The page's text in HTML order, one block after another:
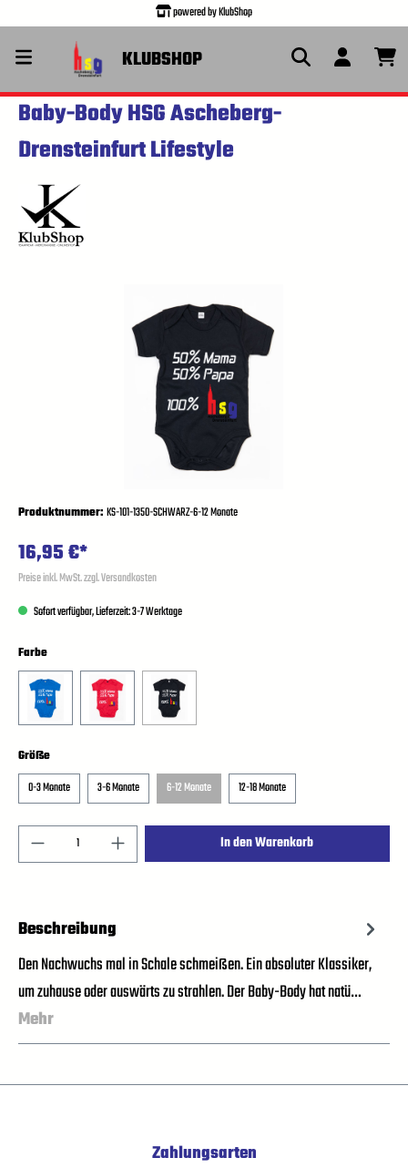
powered by KlubShop
KLUBSHOP
Baby-Body HSG Ascheberg-
Drensteinfurt Lifestyle
Produktnummer: KS-101-1350-SCHWARZ-6-12 Monate
16,95 €*
Preise inkl. MwSt. zzgl. Versandkosten
Sofort verfügbar, Lieferzeit: 3-7 Werktage
Farbe
Größe
0-3 Monate
3-6 Monate 6-12 Monate 12-18 Monate
In den Warenkorb
Beschreibung
Den Nachwuchs mal in Schale schmeißen. Ein absoluter Klassiker,
um zuhause oder auswärts zu strahlen. Der Baby-Body hat natü…
Mehr
Zahlungsarten